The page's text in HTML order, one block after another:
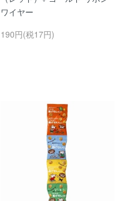
ワイヤー
190円(税17円)